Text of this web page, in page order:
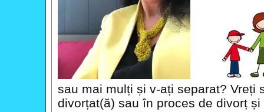
sau mai mulți și v-ați separat? Vreți
divorțat(ă) sau în proces de divorț